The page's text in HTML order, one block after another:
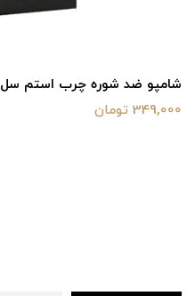
شامپو ضد شوره چرب استم سل ۲۵۰ میلی لیتر
349,000 تومان